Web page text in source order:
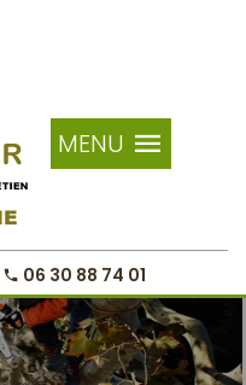
MENU
06 30 88 74 01